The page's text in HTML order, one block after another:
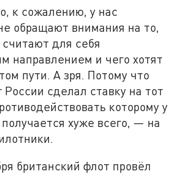
к сожалению, у нас
обращают внимания на то,
для себя
направлением и чего хотят
пути. А зря. Потому что
России сделал ставку на тот
которому у
хуже всего, — на
британский флот провёл